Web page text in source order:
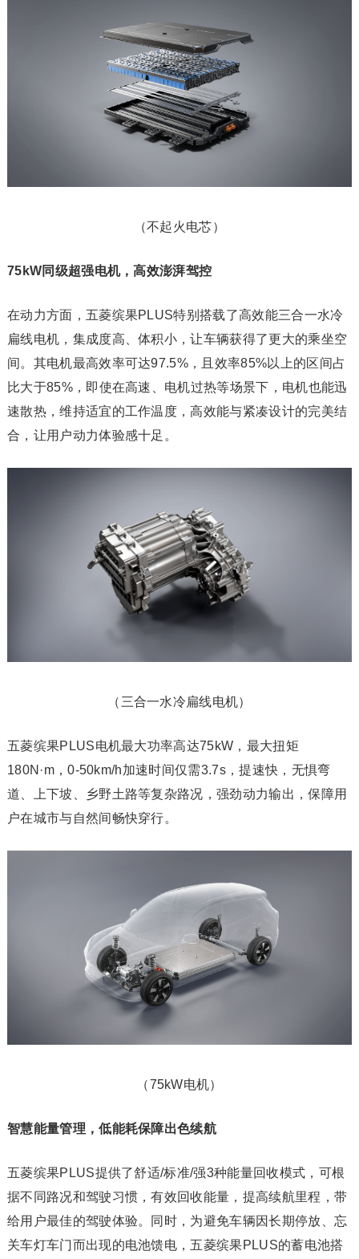
（不起火电芯）
75kW同级超强电机，高效澎湃驾控
在动力方面，五菱缤果PLUS特别搭载了高效能三合一水冷
扁线电机，集成度高、体积小，让车辆获得了更大的乘坐空
间。其电机最高效率可达97.5%，且效率85%以上的区间占
比大于85%，即使在高速、电机过热等场景下，电机也能迅
速散热，维持适宜的工作温度，高效能与紧凑设计的完美结
合，让用户动力体验感十足。
（三合一水冷扁线电机）
五菱缤果PLUS电机最大功率高达75kW，最大扭矩
180N·m，0-50km/h加速时间仅需3.7s，提速快，无惧弯
道、上下坡、乡野土路等复杂路况，强劲动力输出，保障用
户在城市与自然间畅快穿行。
（75kW电机）
智慧能量管理，低能耗保障出色续航
五菱缤果PLUS提供了舒适/标准/强3种能量回收模式，可根
据不同路况和驾驶习惯，有效回收能量，提高续航里程，带
给用户最佳的驾驶体验。同时，为避免车辆因长期停放、忘
关车灯车门而出现的电池馈电，五菱缤果PLUS的蓄电池搭